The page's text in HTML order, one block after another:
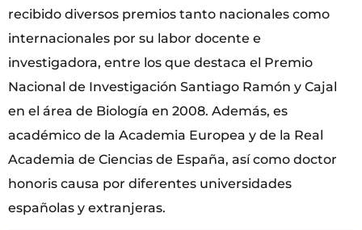
recibido diversos premios tanto nacionales como
internacionales por su labor docente e
investigadora, entre los que destaca el Premio
Nacional de Investigación Santiago Ramón y Cajal
en el área de Biología en 2008. Además, es
académico de la Academia Europea y de la Real
Academia de Ciencias de España, así como doctor
honoris causa por diferentes universidades
españolas y extranjeras.